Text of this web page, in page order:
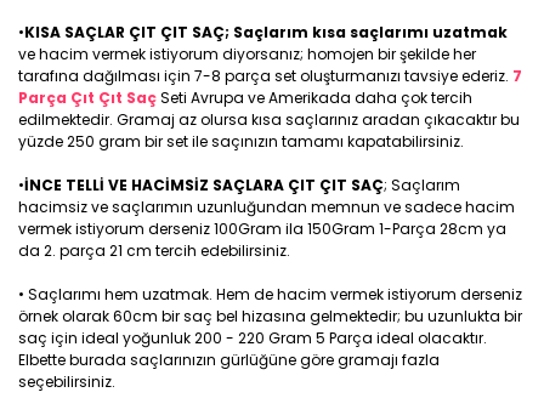
•KISA SAÇLAR ÇIT ÇIT SAÇ; Saçlarım kısa saçlarımı uzatmak
ve hacim vermek istiyorum diyorsanız; homojen bir şekilde her
tarafına dağılması için 7-8 parça set oluşturmanızı tavsiye ederiz. 7
Parça Çıt Çıt SaçSeti Avrupa ve Amerikada daha çok tercih
edilmektedir. Gramaj az olursa kısa saçlarınız aradan çıkacaktır bu
yüzde 250 gram bir set ile saçınızın tamamı kapatabilirsiniz.
•İNCE TELLİ VE HACİMSİZ SAÇLARA ÇIT ÇIT SAÇ; Saçlarım
hacimsiz ve saçlarımın uzunluğundan memnun ve sadece hacim
vermek istiyorum derseniz 100Gram ila 150Gram 1-Parça 28cm ya
da 2. parça 21 cm tercih edebilirsiniz.
• Saçlarımı hem uzatmak. Hem de hacim vermek istiyorum derseniz
örnek olarak 60cm bir saç bel hizasına gelmektedir; bu uzunlukta bir
saç için ideal yoğunluk 200 - 220 Gram 5 Parça ideal olacaktır.
Elbette burada saçlarınızın gürlüğüne göre gramajı fazla
seçebilirsiniz.